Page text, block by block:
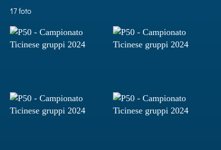
17 foto